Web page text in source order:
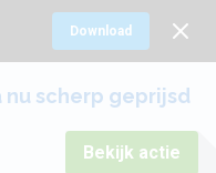
Download
nu scherp geprijsd
Bekijk actie